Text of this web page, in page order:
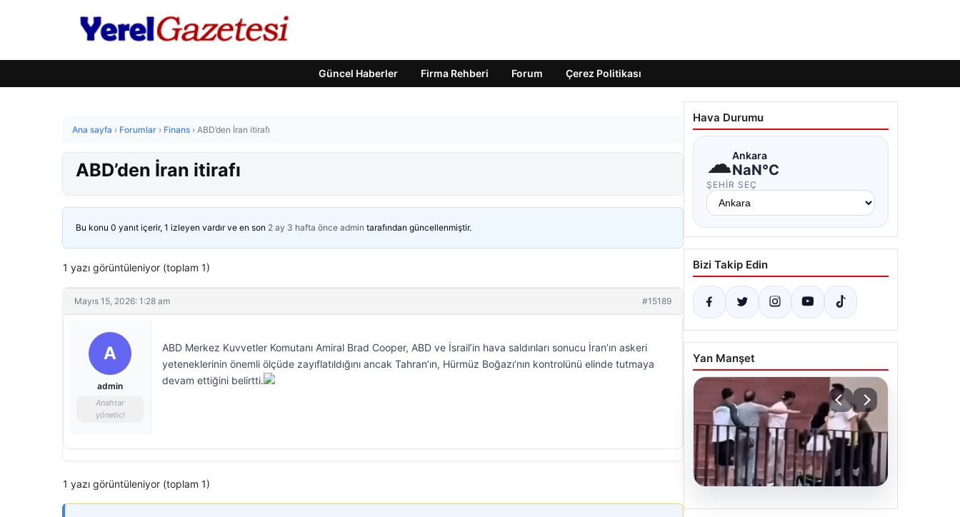
Güncel Haberler Firma Rehberi Forum Çerez Politikası
Ana sayfa › Forumlar › Finans › ABD’den İran itirafı
ABD’den İran itirafı
Bu konu 0 yanıt içerir, 1 izleyen vardır ve en son 2 ay 3 hafta önce admin tarafından güncellenmiştir.
1 yazı görüntüleniyor (toplam 1)
Mayıs 15, 2026: 1:28 am #15189
A
admin
Anahtar
yönetici
ABD Merkez Kuvvetler Komutanı Amiral Brad Cooper, ABD ve İsrail’in hava saldırıları sonucu İran’ın askeri
yeteneklerinin önemli ölçüde zayıflatıldığını ancak Tahran’ın, Hürmüz Boğazı’nın kontrolünü elinde tutmaya
devam ettiğini belirtti.
1 yazı görüntüleniyor (toplam 1)
Hava Durumu
☁Ankara
NaN°C
ŞEHIR SEÇ
Bizi Takip Edin
Yan Manşet
05.08.2026